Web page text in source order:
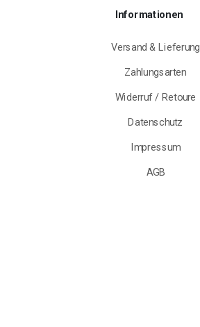
Informationen
Versand & Lieferung
Zahlungsarten
Widerruf / Retoure
Datenschutz
Impressum
AGB